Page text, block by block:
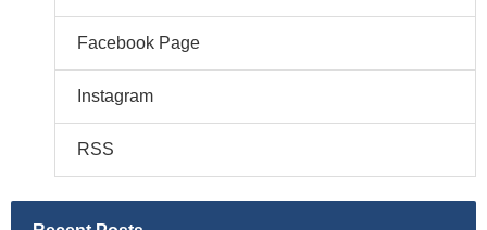
Facebook Page
Instagram
RSS